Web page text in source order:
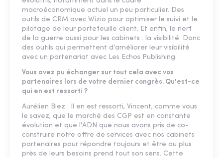
macroéconomique actuel un peu particulier. Des
outils de CRM avec Wizio pour optimiser le suivi et le
pilotage de leur portefeuille client. Et enfin, le nerf
de la guerre aussi pour les cabinets : la visibilité. Donc
des outils qui permettent d'améliorer leur visibilité
avec un partenariat avec Les Echos Publishing.
Vous avez pu échanger sur tout cela avec vos
partenaires lors de votre dernier congrès. Qu'est-ce
qui en est ressorti ?
Aurélien Biez : Il en est ressorti, Vincent, comme vous
le savez, que le marché des CGP est en constante
évolution et que l'ADN que nous avons pris de co-
construire notre offre de services avec nos cabinets
partenaires pour répondre toujours et être au plus
près de leurs besoins prend tout son sens. Cette